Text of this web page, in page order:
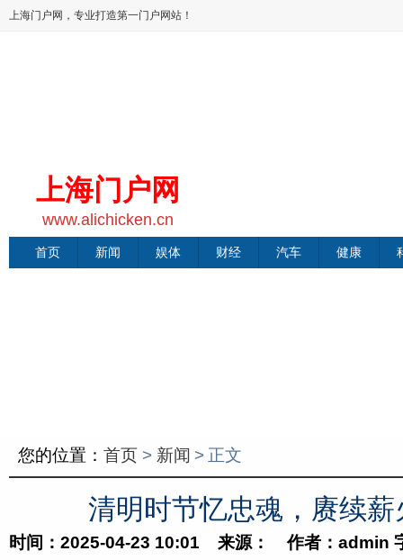
上海门户网，专业打造第一门户网站！
上海门户网
www.alichicken.cn
首页 新闻 娱体 财经 汽车 健康
您的位置： 首页 > 新闻 > 正文
清明时节忆忠魂，赓续薪
时间：2025-04-23 10:01 来源： 作者：admin